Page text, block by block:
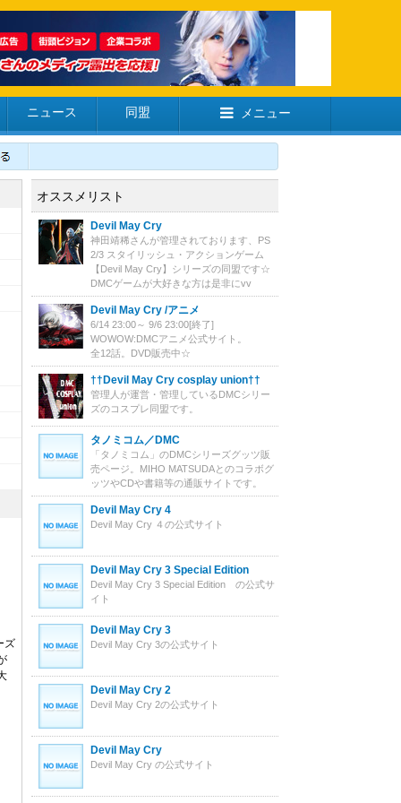
ニュース 同盟 メニュー
ズ
オススメリスト
Devil May Cry
神田靖稀さんが管理されております、PS
2/3 スタイリッシュ・アクションゲーム
【Devil May Cry】シリーズの同盟です☆
DMCゲームが大好きな方は是非にvv
Devil May Cry /アニメ
6/14 23:00～ 9/6 23:00[終了]
WOWOW:DMCアニメ公式サイト。
全12話。DVD販売中☆
††Devil May Cry cosplay union††
管理人が運営・管理しているDMCシリー
ズのコスプレ同盟です。
タノミコム／DMC
「タノミコム」のDMCシリーズグッツ販
売ページ。MIHO MATSUDAとのコラボグ
ッツやCDや書籍等の通販サイトです。
Devil May Cry 4
Devil May Cry ４の公式サイト
Devil May Cry 3 Special Edition
Devil May Cry 3 Special Edition の公式サ
イト
Devil May Cry 3
Devil May Cry 3の公式サイト
Devil May Cry 2
Devil May Cry 2の公式サイト
Devil May Cry
Devil May Cry の公式サイト